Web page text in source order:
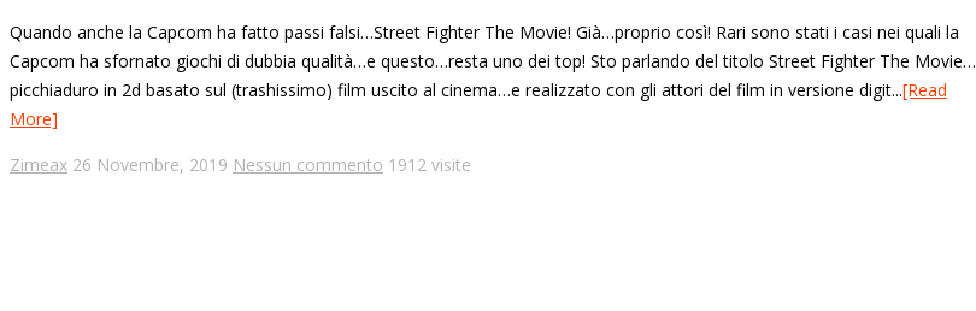
Quando anche la Capcom ha fatto passi falsi…Street Fighter The Movie! Già…proprio così! Rari sono stati i casi nei quali la
Capcom ha sfornato giochi di dubbia qualità…e questo…resta uno dei top! Sto parlando del titolo Street Fighter The Movie…
picchiaduro in 2d basato sul (trashissimo) film uscito al cinema…e realizzato con gli attori del film in versione digit...[Read
More]
Zimeax 26 Novembre, 2019 Nessun commento 1912 visite